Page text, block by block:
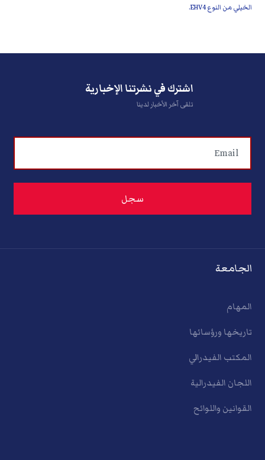
الخيلي من النوع EHV4.
اشترك في نشرتنا الإخبارية
تلقى آخر الأخبار لدينا
الجامعة
المهام
تاريخها ورؤسائها
المكتب الفيدرالي
اللجان الفيدرالية
القوانين واللوائح